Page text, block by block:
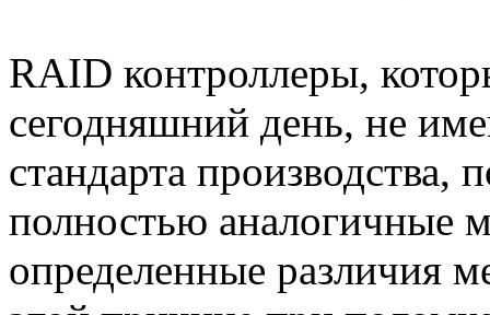
RAID контроллеры,
сегодняшний день, не
стандарта производства,
полностью аналогичные
определенные различия